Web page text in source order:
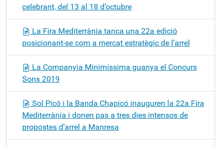
celebrant, del 13 al 18 d’octubre
La Fira Mediterrània tanca una 22a edició
posicionant-se com a mercat estratègic de l’arrel
La Companyia Minimíssima guanya el Concurs
Sons 2019
Sol Picó i la Banda Chapicó inauguren la 22a Fira
Mediterrània i donen pas a tres dies intensos de
propostes d’arrel a Manresa